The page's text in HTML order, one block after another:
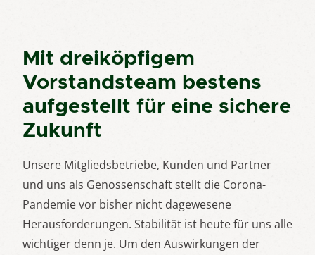
Mit dreiköpfigem
Vorstandsteam bestens
aufgestellt für eine sichere
Zukunft
Unsere Mitgliedsbetriebe, Kunden und Partner
und uns als Genossenschaft stellt die Corona-
Pandemie vor bisher nicht dagewesene
Herausforderungen. Stabilität ist heute für uns alle
wichtiger denn je. Um den Auswirkungen der